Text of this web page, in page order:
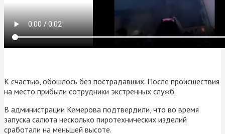
К счастью, обошлось без пострадавших. После происшествия
на место прибыли сотрудники экстренных служб.
В администрации Кемерова подтвердили, что во время
запуска салюта несколько пиротехнических изделий
сработали на меньшей высоте.